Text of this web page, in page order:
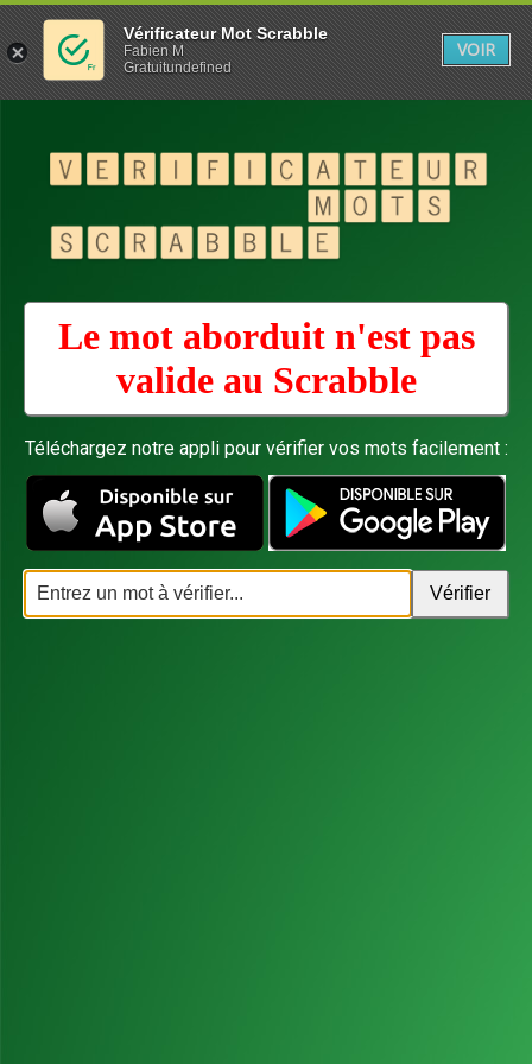
Le mot aborduit n'est pas
valide au Scrabble
Téléchargez notre appli pour vérifier vos mots facilement :
Vérificateur Mot Scrabble
Fabien M
Gratuitundefined
VOIR